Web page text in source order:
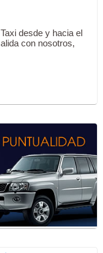
desde y hacia el
con nosotros,